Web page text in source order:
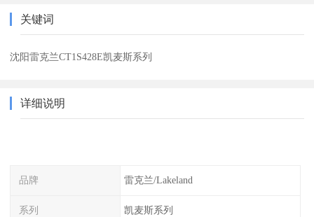
关键词
沈阳雷克兰CT1S428E凯麦斯系列
详细说明
品牌 雷克兰/Lakeland
系列 凯麦斯系列